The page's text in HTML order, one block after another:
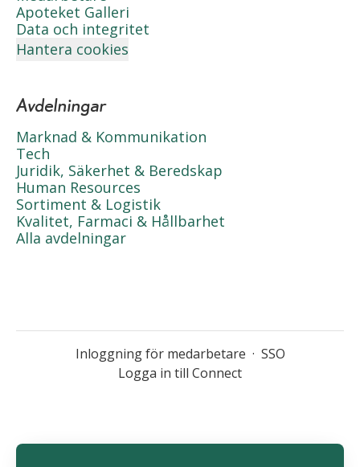
Apoteket Galleri
Data och integritet
Hantera cookies
Avdelningar
Marknad & Kommunikation
Tech
Juridik, Säkerhet & Beredskap
Human Resources
Sortiment & Logistik
Kvalitet, Farmaci & Hållbarhet
Alla avdelningar
Inloggning för medarbetare · SSO
Logga in till Connect